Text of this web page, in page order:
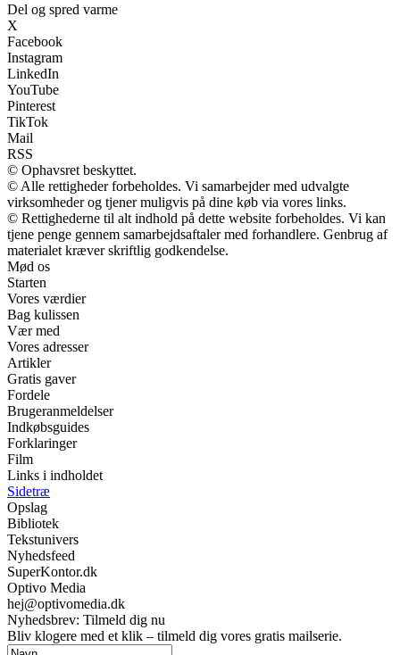
Del og spred varme
X
Facebook
Instagram
LinkedIn
YouTube
Pinterest
TikTok
Mail
RSS
© Ophavsret beskyttet.
© Alle rettigheder forbeholdes. Vi samarbejder med udvalgte
virksomheder og tjener muligvis på dine køb via vores links.
© Rettighederne til alt indhold på dette website forbeholdes. Vi kan
tjene penge gennem samarbejdsaftaler med forhandlere. Genbrug af
materialet kræver skriftlig godkendelse.
Mød os
Starten
Vores værdier
Bag kulissen
Vær med
Vores adresser
Artikler
Gratis gaver
Fordele
Brugeranmeldelser
Indkøbsguides
Forklaringer
Film
Links i indholdet
Sidetræ
Opslag
Bibliotek
Tekstunivers
Nyhedsfeed
SuperKontor.dk
Optivo Media
hej@optivomedia.dk
Nyhedsbrev: Tilmeld dig nu
Bliv klogere med et klik – tilmeld dig vores gratis mailserie.